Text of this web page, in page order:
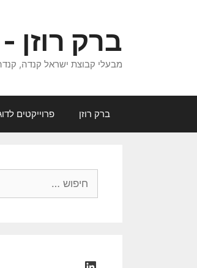
ברק רוזן
מבעלי קבוצת ישראל קנדה,
ברק רוזן פרוייקטים